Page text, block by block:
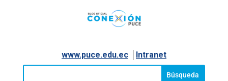
www.puce.edu.ec│ Intranet